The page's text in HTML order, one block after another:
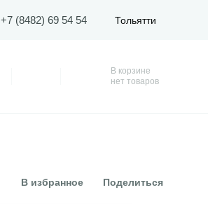
+7 (8482) 69 54 54 Тольятти
Корзина
В корзине
нет товаров
В избранное Поделиться